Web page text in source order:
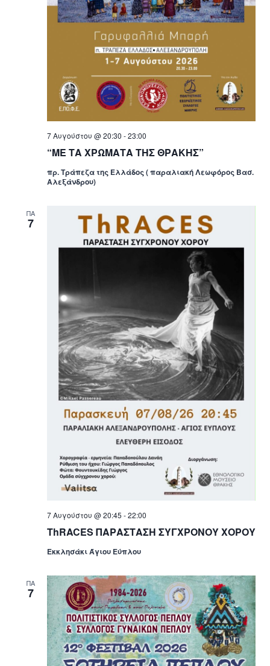
“ΜΕ ΤΑ ΧΡΩΜΑΤΑ ΤΗΣ ΘΡΑΚΗΣ”
7 Αυγούστου @ 20:30 -23:00
πρ. Τράπεζα της Ελλάδος ( παραλιακή Λεωφόρος Βασ.
Αλεξάνδρου)
ΠΑ
7
ThRACES ΠΑΡΑΣΤΑΣΗ ΣΥΓΧΡΟΝΟΥ ΧΟΡΟΥ
7 Αυγούστου @ 20:45 -22:00
Εκκλησάκι Άγιου Εύπλου
ΠΑ
7